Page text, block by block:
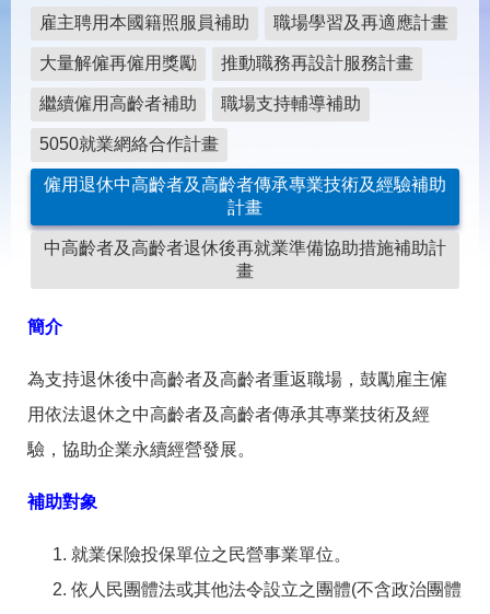
載
區
常
站
覽
首
English
民
信
常
雙
雇主聘用本國籍照服員補助 職場學習及再適應計畫
大量解僱再僱用獎勵 推動職務再設計服務計畫
繼續僱用高齡者補助 職場支持輔導補助
5050就業網絡合作計畫
僱用退休中高齡者及高齡者傳承專業技術及經驗補助
計畫
中高齡者及高齡者退休後再就業準備協助措施補助計
畫
簡介
為支持退休後中高齡者及高齡者重返職場，鼓勵雇主僱
用依法退休之中高齡者及高齡者傳承其專業技術及經
驗，協助企業永續經營發展。
補助對象
就業保險投保單位之民營事業單位。
依人民團體法或其他法令設立之團體(不含政治團體